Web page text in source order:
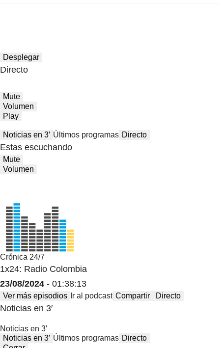
Desplegar
Directo
Mute
Volumen
Play
Noticias en 3′ Últimos programas Directo
Estas escuchando
Mute
Volumen
Crónica 24/7
1x24: Radio Colombia
23/08/2024 - 01:38:13
Ver más episodios Ir al podcast Compartir Directo
Noticias en 3′
Noticias en 3′
Noticias en 3′ Últimos programas Directo